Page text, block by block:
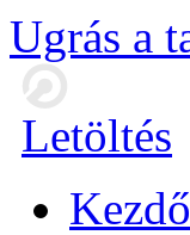
Ugrás a
Letöltés